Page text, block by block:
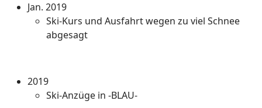
Jan. 2019
Ski-Kurs und Ausfahrt wegen zu viel Schnee
abgesagt
2019
Ski-Anzüge in -BLAU-